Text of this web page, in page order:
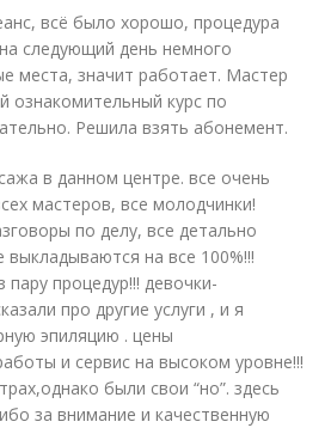
всё было хорошо, процедура
следующий день немного
места, значит работает. Мастер
ознакомительный курс по
Решила взять абонемент.
в данном центре. все очень
мастеров, все молодчинки!
по делу, все детально
на все 100%!!!
процедур!!! девочки-
про другие услуги , и я
эпиляцию . цены
и сервис на высоком уровне!!!
были свои “но”. здесь
за внимание и качественную